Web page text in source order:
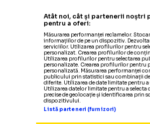
Atât noi, cât și partenerii noștri
pentru a oferi:
Măsurarea performanței reclamelor.
informațiilor de pe un dispozitiv.
serviciilor. Utilizarea profilurilor pentru
personalizat. Crearea profilurilor de
Utilizarea profilurilor pentru selectarea
personalizate. Crearea profilurilor pentru
personalizată. Măsurarea performanței
publicului prin statistici sau combinații de
diferite. Utilizarea de date limitate pentru
Utilizarea datelor limitate pentru a selecta
precise de geolocație și identificarea prin
dispozitivului.
Listă parteneri (furnizori)